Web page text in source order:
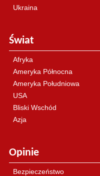
Ukraina
Świat
Afryka
Ameryka Północna
Ameryka Południowa
USA
Bliski Wschód
Azja
Opinie
Bezpieczeństwo